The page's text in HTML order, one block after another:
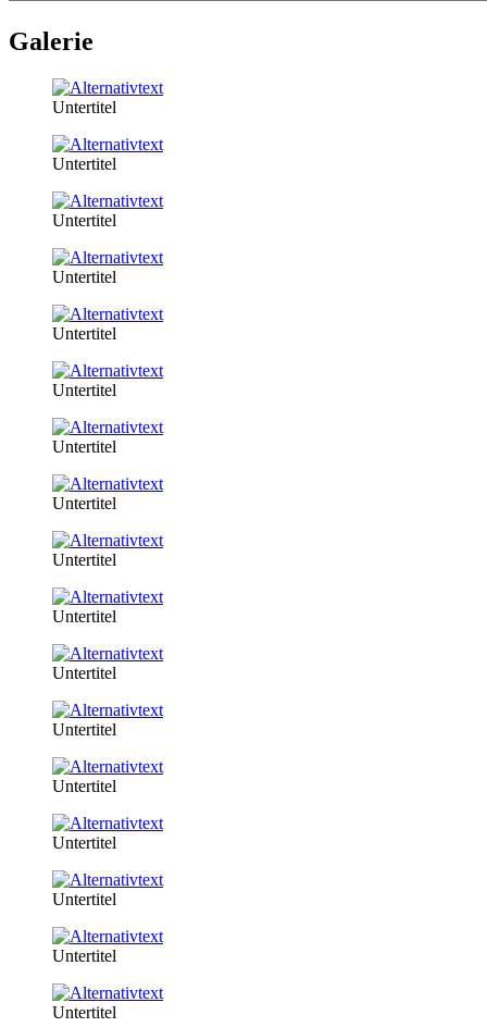
Galerie
Untertitel
Untertitel
Untertitel
Untertitel
Untertitel
Untertitel
Untertitel
Untertitel
Untertitel
Untertitel
Untertitel
Untertitel
Untertitel
Untertitel
Untertitel
Untertitel
Untertitel